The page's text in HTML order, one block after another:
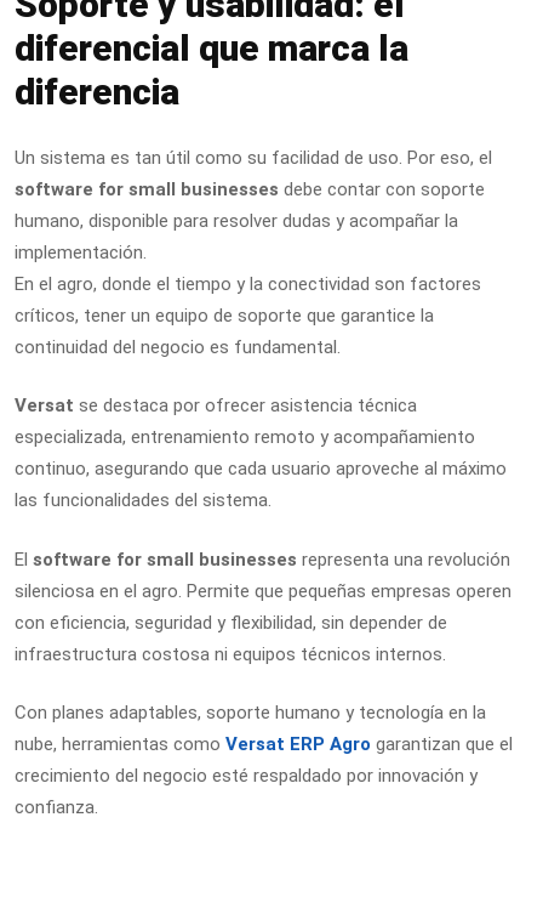
diferencial que marca la
diferencia
Un sistema es tan útil como su facilidad de uso. Por eso, el
software for small businesses debe contar con soporte
humano, disponible para resolver dudas y acompañar la
implementación.
En el agro, donde el tiempo y la conectividad son factores
críticos, tener un equipo de soporte que garantice la
continuidad del negocio es fundamental.
Versat se destaca por ofrecer asistencia técnica
especializada, entrenamiento remoto y acompañamiento
continuo, asegurando que cada usuario aproveche al máximo
las funcionalidades del sistema.
El software for small businesses representa una revolución
silenciosa en el agro. Permite que pequeñas empresas operen
con eficiencia, seguridad y flexibilidad, sin depender de
infraestructura costosa ni equipos técnicos internos.
Con planes adaptables, soporte humano y tecnología en la
nube, herramientas como Versat ERP Agro garantizan que el
crecimiento del negocio esté respaldado por innovación y
confianza.